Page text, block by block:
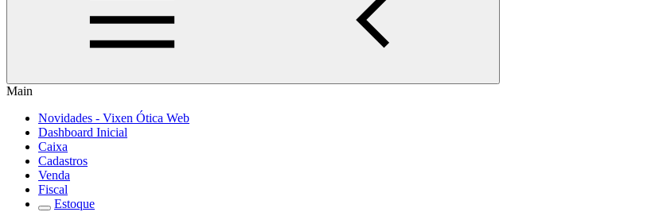
Main
Novidades - Vixen Ótica Web
Dashboard Inicial
Caixa
Cadastros
Venda
Fiscal
Estoque